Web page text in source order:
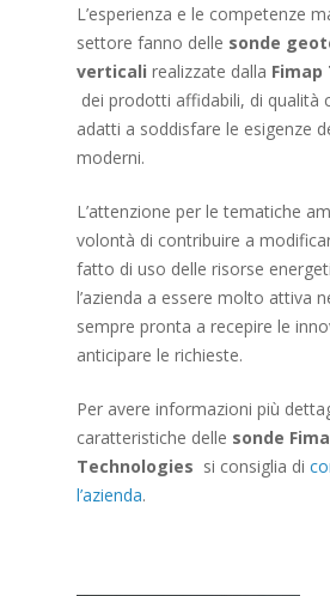
L’esperienza e le competenze
settore fanno delle sonde
verticali realizzate dalla
dei prodotti affidabili, di qualità
adatti a soddisfare le esigenze
moderni.
L’attenzione per le tematiche
volontà di contribuire a
fatto di uso delle risorse
l’azienda a essere molto attiva
sempre pronta a recepire le
anticipare le richieste.
Per avere informazioni più
caratteristiche delle sonde
Technologies si consiglia di
l’azienda.